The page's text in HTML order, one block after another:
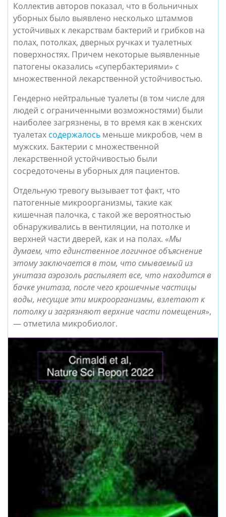
Коллектив авторов показал, что в больничных
уборных было выявлено несколько штаммов
устойчивых к лекарствам бактерий и грибков на
полах, потолках, дверных ручках и туалетных
поверхностях. Причем некоторые выявленные
патогены оказались «супербактериями» с
множественной лекарственной устойчивостью.
Гендерно нейтральные туалеты (в том числе для
людей с ограниченными возможностями) были
наиболее загрязнены, в то время как в женских
туалетах содержалось меньше микробов, чем в
мужских. Бактерии с множественной
лекарственной устойчивостью были
сосредоточены в уборных для пациентов.
Отдельную тревогу вызывает тот факт, что
патогенные микроорганизмы, такие как
кишечная палочка, с такой же вероятностью
обнаруживались в вентиляции, на потолке и
верхней части дверей, как и на полах. «Мы
думаем, что единственное логичное объяснение
этому заключается в том, что смываемый из
унитаза аэрозоль распыляет все, что находится в
бачке унитаза, после чего крошечные частицы
воды, несущие эти микроорганизмы, взлетают к
потолку и загрязняют верхние части помещения»,
— отметила микробиолог.